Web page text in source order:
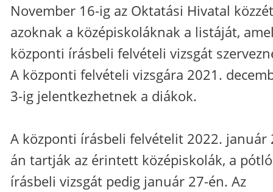
November 16-ig az Oktatási Hivatal
azoknak a középiskoláknak a listáját,
központi írásbeli felvételi vizsgát
A központi felvételi vizsgára 2021.
3-ig jelentkezhetnek a diákok.
A központi írásbeli felvételit 2022. január
án tartják az érintett középiskolák, a pótló
írásbeli vizsgát pedig január 27-én. Az